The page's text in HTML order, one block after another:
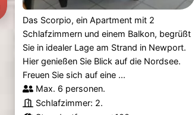
Das Scorpio, ein Apartment mit 2
Schlafzimmern und einem Balkon, begrüßt
Sie in idealer Lage am Strand in Newport.
Hier genießen Sie Blick auf die Nordsee.
Freuen Sie sich auf eine ...
Max. 6 personen.
Schlafzimmer: 2.